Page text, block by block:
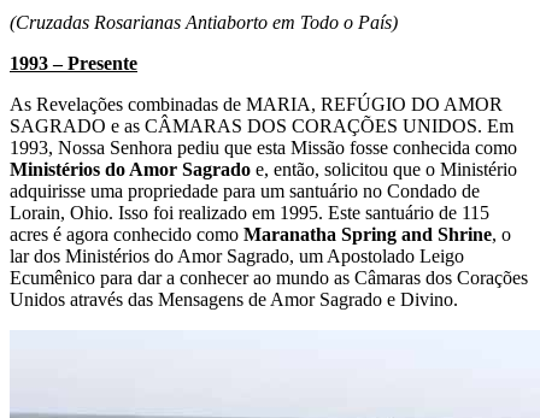
(Cruzadas Rosarianas Antiaborto em Todo o País)
1993 – Presente
As Revelações combinadas de MARIA, REFÚGIO DO AMOR
SAGRADO e as CÂMARAS DOS CORAÇÕES UNIDOS. Em
1993, Nossa Senhora pediu que esta Missão fosse conhecida como
Ministérios do Amor Sagrado e, então, solicitou que o Ministério
adquirisse uma propriedade para um santuário no Condado de
Lorain, Ohio. Isso foi realizado em 1995. Este santuário de 115
acres é agora conhecido como Maranatha Spring and Shrine, o
lar dos Ministérios do Amor Sagrado, um Apostolado Leigo
Ecumênico para dar a conhecer ao mundo as Câmaras dos Corações
Unidos através das Mensagens de Amor Sagrado e Divino.